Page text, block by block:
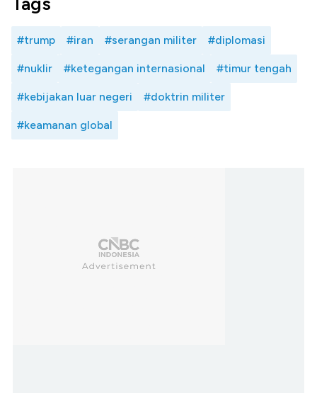
#trump #iran #serangan militer #diplomasi
#nuklir #ketegangan internasional #timur tengah
#kebijakan luar negeri #doktrin militer
#keamanan global